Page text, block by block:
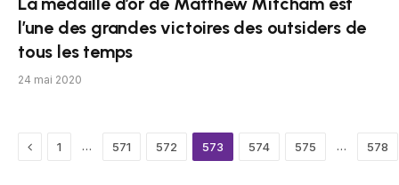
l’une des grandes victoires des outsiders de
tous les temps
24 mai 2020
Previous
1 … 571 572 573 574 575 … 578